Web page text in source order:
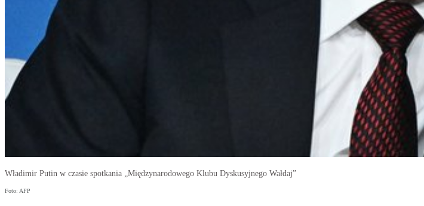
Władimir Putin w czasie spotkania „Międzynarodowego Klubu Dyskusyjnego Wałdaj”
Foto: AFP